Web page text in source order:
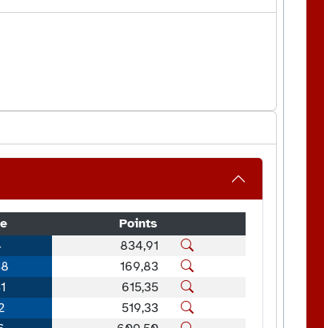
Points
834,91
169,83
615,35
519,33